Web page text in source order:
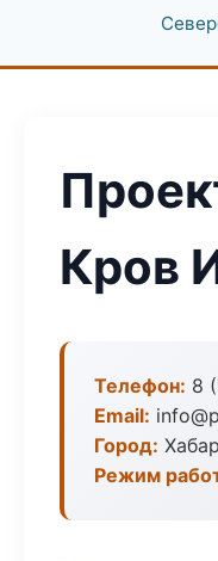
Кров
Телефон: 8
Email:
Город:
Режим